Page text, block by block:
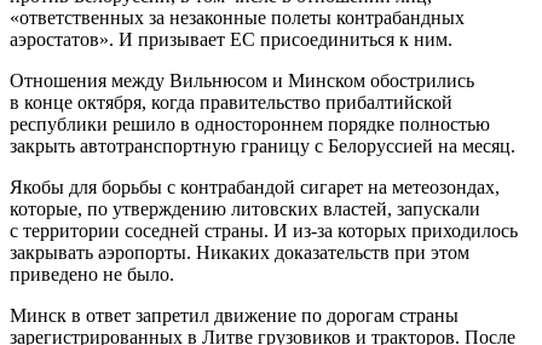
«ответственных за незаконные полеты контрабандных
аэростатов». И призывает ЕС присоединиться к ним.
Отношения между Вильнюсом и Минском обострились
в конце октября, когда правительство прибалтийской
республики решило в одностороннем порядке полностью
закрыть автотранспортную границу с Белоруссией на месяц.
Якобы для борьбы с контрабандой сигарет на метеозондах,
которые, по утверждению литовских властей, запускали
с территории соседней страны. И из-за которых приходилось
закрывать аэропорты. Никаких доказательств при этом
приведено не было.
Минск в ответ запретил движение по дорогам страны
зарегистрированных в Литве грузовиков и тракторов. После